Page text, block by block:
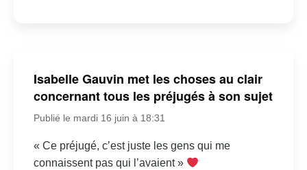
Isabelle Gauvin met les choses au clair
concernant tous les préjugés à son sujet
Publié le mardi 16 juin à 18:31
« Ce préjugé, c’est juste les gens qui me
connaissent pas qui l’avaient »